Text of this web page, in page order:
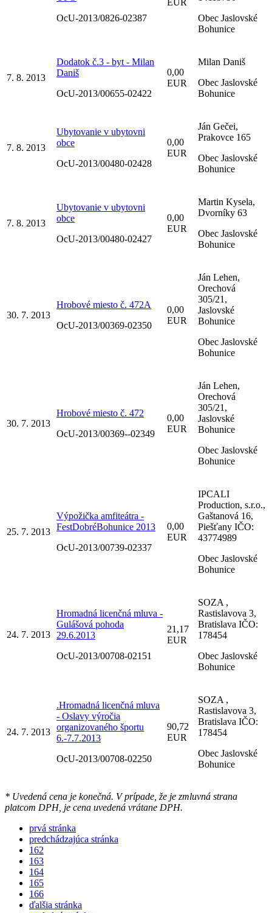
OcU-2013/0826-02387
Obec Jaslovské
Bohunice
7. 8. 2013
Dodatok č.3 - byt - Milan
Daniš
OcU-2013/00655-02422
0,00
EUR
Milan Daniš
Obec Jaslovské
Bohunice
7. 8. 2013
Ubytovanie v ubytovni
obce
OcU-2013/00480-02428
0,00
EUR
Ján Gečei,
Prakovce 165
Obec Jaslovské
Bohunice
7. 8. 2013
Ubytovanie v ubytovni
obce
OcU-2013/00480-02427
0,00
EUR
Martin Kysela,
Dvorníky 63
Obec Jaslovské
Bohunice
30. 7. 2013
Hrobové miesto č. 472A
OcU-2013/00369-02350
0,00
EUR
Ján Lehen,
Orechová
305/21,
Jaslovské
Bohunice
Obec Jaslovské
Bohunice
30. 7. 2013
Hrobové miesto č. 472
OcU-2013/00369--02349
0,00
EUR
Ján Lehen,
Orechová
305/21,
Jaslovské
Bohunice
Obec Jaslovské
Bohunice
25. 7. 2013
Výpožička amfiteátra -
FestDobréBohunice 2013
OcU-2013/00739-02337
0,00
EUR
IPCALI
Production, s.r.o.,
Gaštanová 16,
Piešťany IČO:
43774989
Obec Jaslovské
Bohunice
24. 7. 2013
Hromadná licenčná mluva -
Gulášová pohoda
29.6.2013
OcU-2013/00708-02151
21,17
EUR
SOZA ,
Rastislavova 3,
Bratislava IČO:
178454
Obec Jaslovské
Bohunice
24. 7. 2013
.Hromadná licenčná mluva
- Oslavy výročia
organizovaného športu
6.-7.7.2013
OcU-2013/00708-02250
90,72
EUR
SOZA ,
Rastislavova 3,
Bratislava IČO:
178454
Obec Jaslovské
Bohunice
* Uvedená cena je konečná. V prípade, že je zmluvná strana
platcom DPH, je cena uvedená vrátane DPH.
prvá stránka
predchádzajúca stránka
162
163
164
165
166
ďalšia stránka